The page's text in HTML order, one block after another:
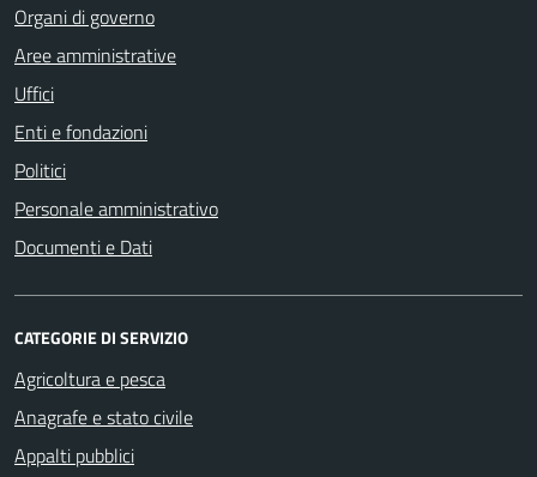
Organi di governo
Aree amministrative
Uffici
Enti e fondazioni
Politici
Personale amministrativo
Documenti e Dati
CATEGORIE DI SERVIZIO
Agricoltura e pesca
Anagrafe e stato civile
Appalti pubblici